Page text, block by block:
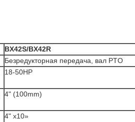
BX42S/BX42R
Безредукторная передача, вал PTO
18-50HP
4" (100mm)
4" x10»